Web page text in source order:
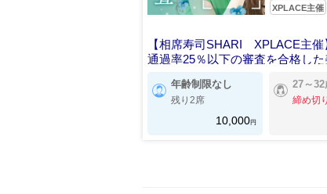
XPLACE主催
【相席寿司SHARI XPLACE主催
通過率25％以下の審査を合格し
年齢制限なし
残り2席
10,000円
27～32
締め切り